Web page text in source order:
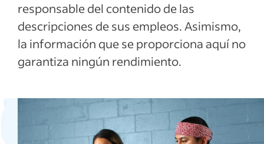
responsable del contenido de las
descripciones de sus empleos. Asimismo,
la información que se proporciona aquí no
garantiza ningún rendimiento.